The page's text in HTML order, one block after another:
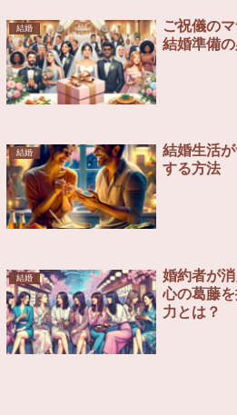
結婚
ご祝儀の
結婚準備
結婚
結婚生活
する方法
結婚
婚約者が
心の葛藤
力とは？